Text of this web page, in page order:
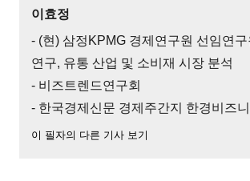
이효정
- (현) 삼정KPMG 경제연구원 선임연
연구, 유통 산업 및 소비재 시장 분석
- 비즈트렌드연구회
- 한국경제신문 경제주간지 한경비즈
이 필자의 다른 기사 보기